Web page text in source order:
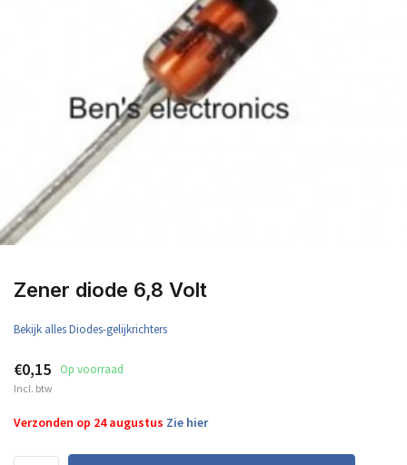
Zener diode 6,8 Volt
Bekijk alles Diodes-gelijkrichters
€0,15 Op voorraad
Incl. btw
Verzonden op 24 augustus Zie hier